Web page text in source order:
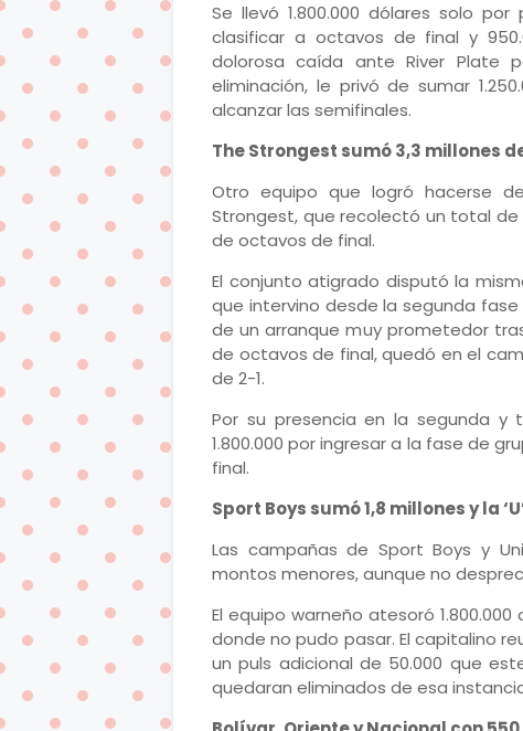
Se llevó 1.800.000 dólares solo
clasificar a octavos de final y
dolorosa caída ante River Plate
eliminación, le privó de sumar
alcanzar las semifinales.
The Strongest sumó 3,3 millones
Otro equipo que logró hacerse
Strongest, que recolectó un total de
de octavos de final.
El conjunto atigrado disputó la
que intervino desde la segunda
de un arranque muy prometedor
de octavos de final, quedó en el
de 2-1.
Por su presencia en la segunda y
1.800.000 por ingresar a la fase de
final.
Sport Boys sumó 1,8 millones y la
Las campañas de Sport Boys y
montos menores, aunque no
El equipo warneño atesoró
donde no pudo pasar. El capitalino
un puls adicional de 50.000 que
quedaran eliminados de esa